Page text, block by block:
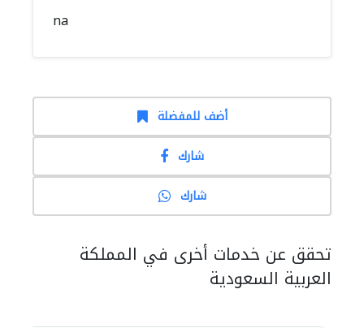
na
أضف للمفضلة
شارك
شارك
تحقق عن خدمات أخرى في المملكة
العربية السعودية